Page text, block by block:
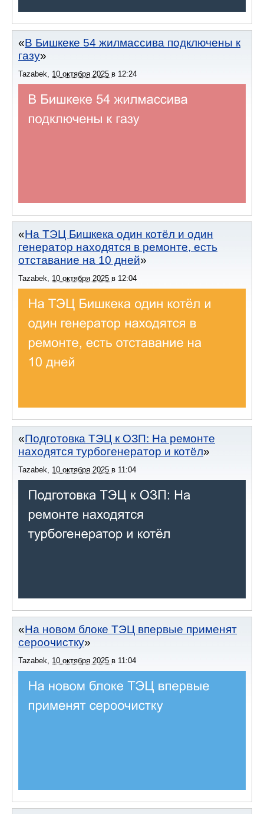
В Бишкеке 54 жилмассива подключены к
газу
Tazabek 10 октября 2025 в 12:24
На ТЭЦ Бишкека один котёл и один
генератор находятся в ремонте, есть
отставание на 10 дней
Tazabek 10 октября 2025 в 12:04
Подготовка ТЭЦ к ОЗП: На ремонте
находятся турбогенератор и котёл
Tazabek 10 октября 2025 в 11:04
На новом блоке ТЭЦ впервые применят
сероочистку
Tazabek, 10 октября 2025 в 11:04